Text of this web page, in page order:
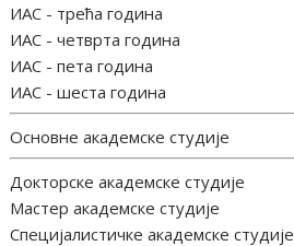
ИАС - трећа година
ИАС - четврта година
ИАС - пета година
ИАС - шеста година
Основне академске студије
Докторске академске студије
Мастер академске студије
Специјалистичке академске студије